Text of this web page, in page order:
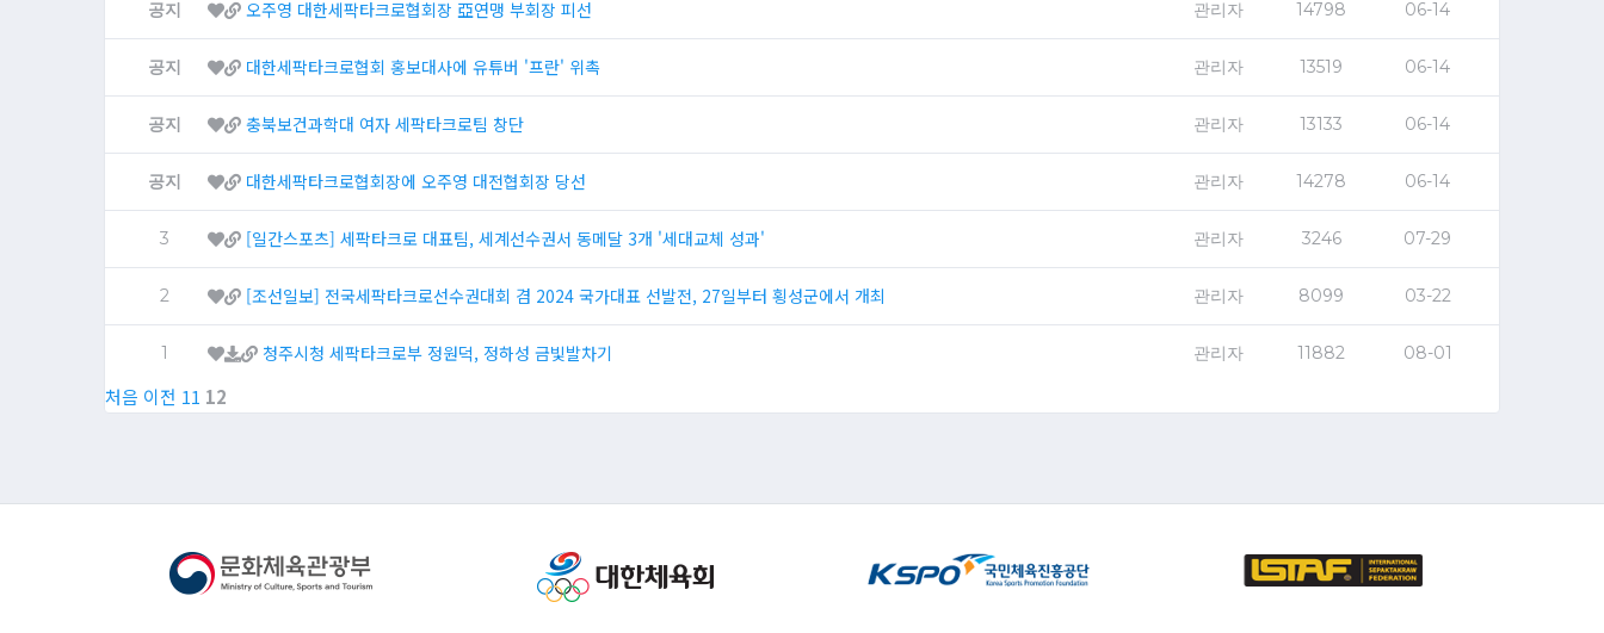
공지 오주영 대한세팍타크로협회장 亞연맹 부회장 피선 관리자 14798 06-14
공지 대한세팍타크로협회 홍보대사에 유튜버 '프란' 위촉 관리자 13519 06-14
공지 충북보건과학대 여자 세팍타크로팀 창단 관리자 13133 06-14
공지 대한세팍타크로협회장에 오주영 대전협회장 당선 관리자 14278 06-14
3 [일간스포츠] 세팍타크로 대표팀, 세계선수권서 동메달 3개 '세대교체 성과' 관리자 3246 07-29
2 [조선일보] 전국세팍타크로선수권대회 겸 2024 국가대표 선발전, 27일부터 횡성군에서 개최 관리자 8099 03-22
1 청주시청 세팍타크로부 정원덕, 정하성 금빛발차기 관리자 11882 08-01
처음 이전 11 12